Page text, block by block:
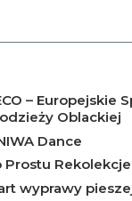
– Europejskie
Oblackiej
Dance
Prostu Rekolekcje
wyprawy